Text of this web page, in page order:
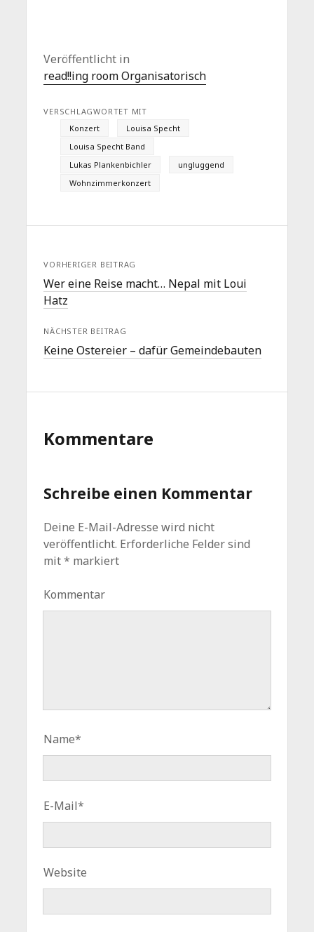
Veröffentlicht in
read!!ing room Organisatorisch
VERSCHLAGWORTET MIT
Konzert
Louisa Specht
Louisa Specht Band
Lukas Plankenbichler
ungluggend
Wohnzimmerkonzert
VORHERIGER BEITRAG
Wer eine Reise macht… Nepal mit Loui
Hatz
NÄCHSTER BEITRAG
Keine Ostereier – dafür Gemeindebauten
Kommentare
Schreibe einen Kommentar
Deine E-Mail-Adresse wird nicht
veröffentlicht. Erforderliche Felder sind
mit* markiert
Kommentar
Name*
E-Mail*
Website